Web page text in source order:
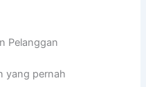
Pelanggan
yang pernah